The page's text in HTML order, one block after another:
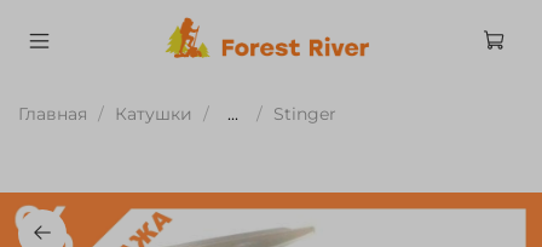
Главная Катушки ... Stinger